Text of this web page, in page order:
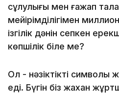
сұлулығы мен ғажап
мейірімділігімен
ізгілік дәнін сепкен
көпшілік біле ме?
Ол - нәзіктіктің символы
еді. Бүгін біз жахан